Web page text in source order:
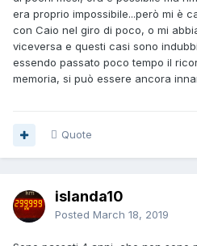
era proprio impossibile...però mi è
con Caio nel giro di poco, o mi
viceversa e questi casi sono
essendo passato poco tempo il
memoria, si può essere ancora
Quote
islanda10
Posted March 18, 2019